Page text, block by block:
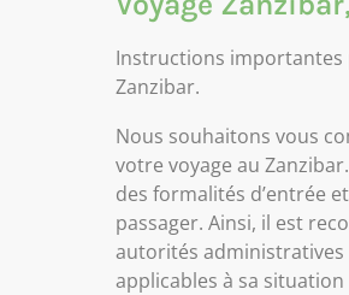
Instructions importantes
Zanzibar.
Nous souhaitons vous
votre voyage au
des formalités d’entrée
passager. Ainsi, il est
autorités
applicables à sa